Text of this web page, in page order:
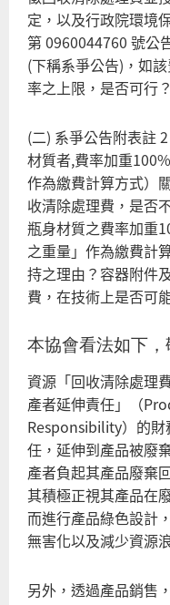
定，以及行政院環境
第 0960044760 號公
(下稱系爭公告)，如
率之上限，是否可行？
(二) 系爭公告附表註
材質者,費率加重
作為繳費計算方式）
收清除處理費，是否
瓶身材質之費率加重
之重量」作為繳費計
持之理由？容器附件
費，在技術上是否可
本協會看法如下，
資源「回收清除處理
產者延伸責任」（
Responsibility）的財
任，延伸到產品被廢
產者負起其產品廢棄
其積極正視其產品在
而進行產品綠色設計
無害化以及減少資源
另外，透過產品銷售